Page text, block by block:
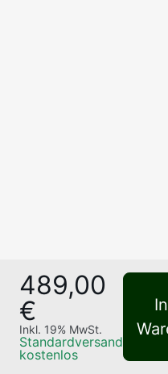
489,00
€
Inkl. 19% MwSt.
Standardversand
kostenlos